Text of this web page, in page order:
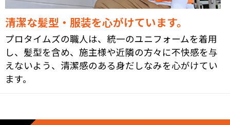
清潔な髪型・服装を心がけています。
プロタイムズの職人は、統一のユニフォームを着用
し、髪型を含め、施主様や近隣の方々に不快感を与
えないよう、清潔感のある身だしなみを心がけてい
ます。